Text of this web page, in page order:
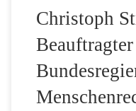
Christoph